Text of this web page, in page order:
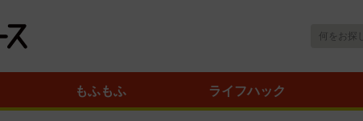
もふもふ ライフハック